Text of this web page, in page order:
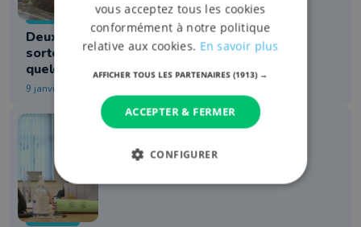
Faits Divers
Deux camions d'une même société
sortent de la route le même jour à
quelques kilomètres de distance
9 janvier 2026 à 15:31
Judiciaire
vous acceptez tous les cookies
conformément à notre politique
relative aux cookies. En savoir plus
AFFICHER TOUS LES PARTENAIRES(1913) →
ACCEPTER & FERMER
CONFIGURER